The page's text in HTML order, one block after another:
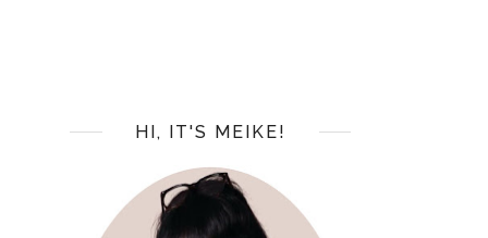
HI, IT'S MEIKE!